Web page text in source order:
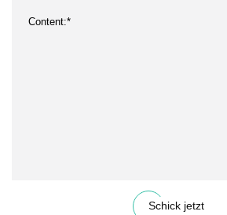
Schick jetzt